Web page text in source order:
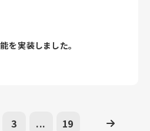
を実装しました。
3 ... 19